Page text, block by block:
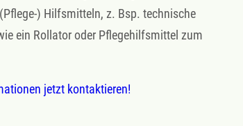
) Hilfsmitteln, z. Bsp. technische
ein Rollator oder Pflegehilfsmittel zum
jetzt kontaktieren!